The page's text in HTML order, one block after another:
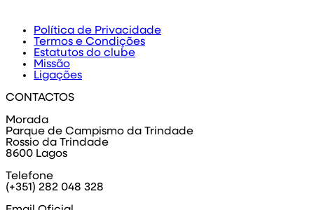
Política de Privacidade
Termos e Condições
Estatutos do clube
Missão
Ligações
CONTACTOS
Morada
Parque de Campismo da Trindade
Rossio da Trindade
8600 Lagos
Telefone
(+351) 282 048 328